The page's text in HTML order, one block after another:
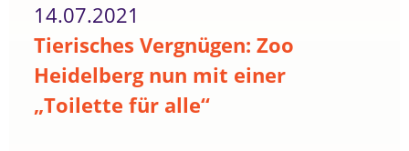
14.07.2021
Tierisches Vergnügen: Zoo
Heidelberg nun mit einer
„Toilette für alle“